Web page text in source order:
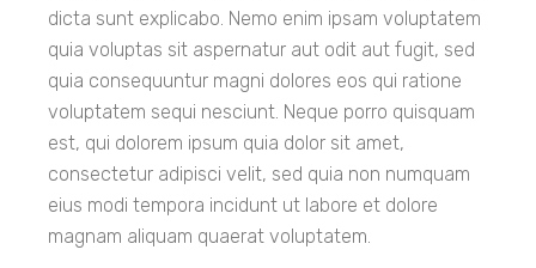
dicta sunt explicabo. Nemo enim ipsam voluptatem
quia voluptas sit aspernatur aut odit aut fugit, sed
quia consequuntur magni dolores eos qui ratione
voluptatem sequi nesciunt. Neque porro quisquam
est, qui dolorem ipsum quia dolor sit amet,
consectetur adipisci velit, sed quia non numquam
eius modi tempora incidunt ut labore et dolore
magnam aliquam quaerat voluptatem.